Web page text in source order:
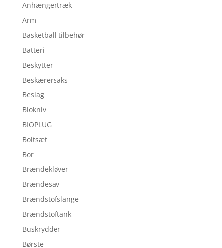
Anhængertræk
Arm
Basketball tilbehør
Batteri
Beskytter
Beskærersaks
Beslag
Biokniv
BIOPLUG
Boltsæt
Bor
Brændekløver
Brændesav
Brændstofslange
Brændstoftank
Buskrydder
Børste